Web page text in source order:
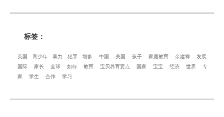
标签：
英国 青少年 暴力 犯罪 增多 中国 美国 孩子 家庭教育 余建祥
发展
国际
家长 全球 如何 教育 宝贝养育要点 国家 宝宝 经济 世界
专
家
学生 合作 学习